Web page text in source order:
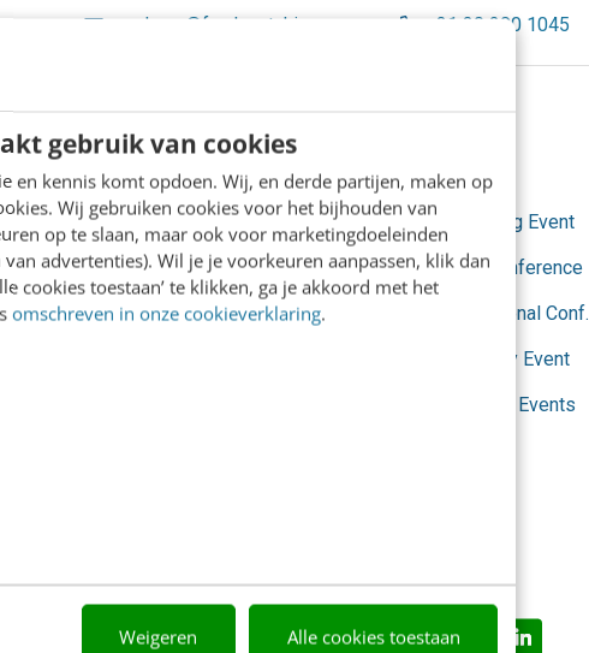
gebruik van cookies
en kennis komt opdoen. Wij, en derde partijen, maken op
Wij gebruiken cookies voor het bijhouden van
op te slaan, maar ook voor marketingdoeleinden
advertenties). Wil je je voorkeuren aanpassen, klik dan
cookies toestaan’ te klikken, ga je akkoord met het
omschreven in onze cookieverklaring.
Weigeren Alle cookies toestaan
academy@frankwatching.com +31 30 200 1045
Video Academy
AI
Content & Communicatie
Marketing
Events
AI Marketing Event
Content Conference
Conversational Conf.
SocialToday Event
Partnership Events